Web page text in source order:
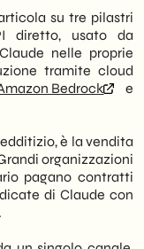
l’impatto
è
su tre pilastri
diretto, usato da
nelle proprie
tramite cloud
Bedrock
e
è la vendita
organizzazioni
pagano contratti
di Claude con